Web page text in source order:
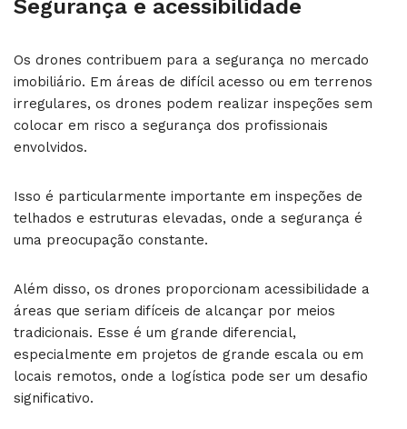
Segurança e acessibilidade
Os drones contribuem para a segurança no mercado
imobiliário. Em áreas de difícil acesso ou em terrenos
irregulares, os drones podem realizar inspeções sem
colocar em risco a segurança dos profissionais
envolvidos.
Isso é particularmente importante em inspeções de
telhados e estruturas elevadas, onde a segurança é
uma preocupação constante.
Além disso, os drones proporcionam acessibilidade a
áreas que seriam difíceis de alcançar por meios
tradicionais. Esse é um grande diferencial,
especialmente em projetos de grande escala ou em
locais remotos, onde a logística pode ser um desafio
significativo.